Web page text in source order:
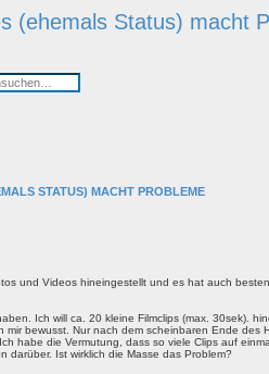
(ehemals Status) macht
STATUS) MACHT PROBLEME
und Videos hineingestellt und es hat auch
Ich will ca. 20 kleine Filmclips (max. 30sek).
mir bewusst. Nur nach dem scheinbaren Ende des
habe die Vermutung, dass so viele Clips auf
darüber. Ist wirklich die Masse das Problem?